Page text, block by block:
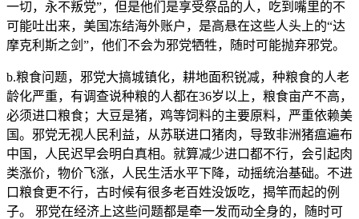
一切，永不叛党”，但是他们是享受祭品的人，吃到嘴里的不
可能吐出来，美国冻结海外账户，是高悬在这些人头上的“达
摩克利斯之剑”，他们不会为邪党牺牲，随时可能抛弃邪党。
b.粮食问题，邪党大搞城镇化，耕地面积锐减，种粮食的人老
龄化严重，有调查说种粮的人都在36岁以上，粮食亩产不高，
必须进口粮食；大豆是猪，鸡等饲料的主要原料，严重依赖美
国。邪党无视人民利益，从苏联进口猪肉，导致非洲猪瘟遍布
中国，人民迟早会明白真相。就算减少进口都不行，会引起肉
类涨价，物价飞涨，人民生活水平下降，动摇统治基础。不进
口粮食更不行，古时候有很多老百姓没饭吃，揭竿而起的例
子。 邪党在经济上这些问题都是牵一发而动全身的，随时可